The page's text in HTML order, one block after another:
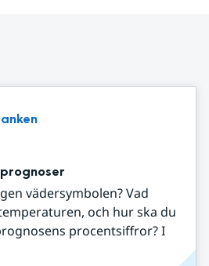
vädersymbolen? Vad
och hur ska du
procentsiffror? I